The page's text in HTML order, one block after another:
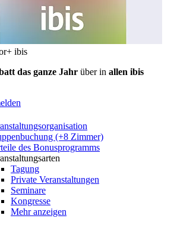
ibis
das ganze Jahr über in allen ibis
(+8 Zimmer)
des Bonusprogramms
Tagung
Private Veranstaltungen
Seminare
Kongresse
Mehr anzeigen